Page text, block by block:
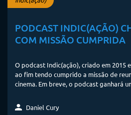
PODCAST INDIC(AÇÃO)
COM MISSÃO CUMPRIDA
O podcast Indic(ação), criado em 2015
ao fim tendo cumprido a missão de
cinema. Em breve, o podcast ganhará
Daniel Cury